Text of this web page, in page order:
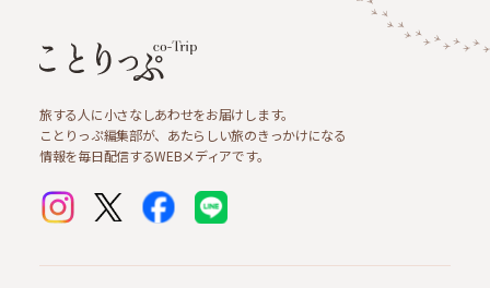
旅する人に小さなしあわせをお届けします。
ことりっぷ編集部が、あたらしい旅のきっかけになる
情報を毎日配信するWEBメディアです。